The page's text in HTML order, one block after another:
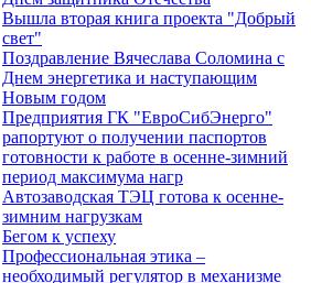
Вышла вторая книга проекта "Добрый
свет"
Поздравление Вячеслава Соломина с
Днем энергетика и наступающим
Новым годом
Предприятия ГК "ЕвроСибЭнерго"
рапортуют о получении паспортов
готовности к работе в осенне-зимний
период максимума нагр
Автозаводская ТЭЦ готова к осенне-
зимним нагрузкам
Бегом к успеху
Профессиональная этика –
необходимый регулятор в механизме